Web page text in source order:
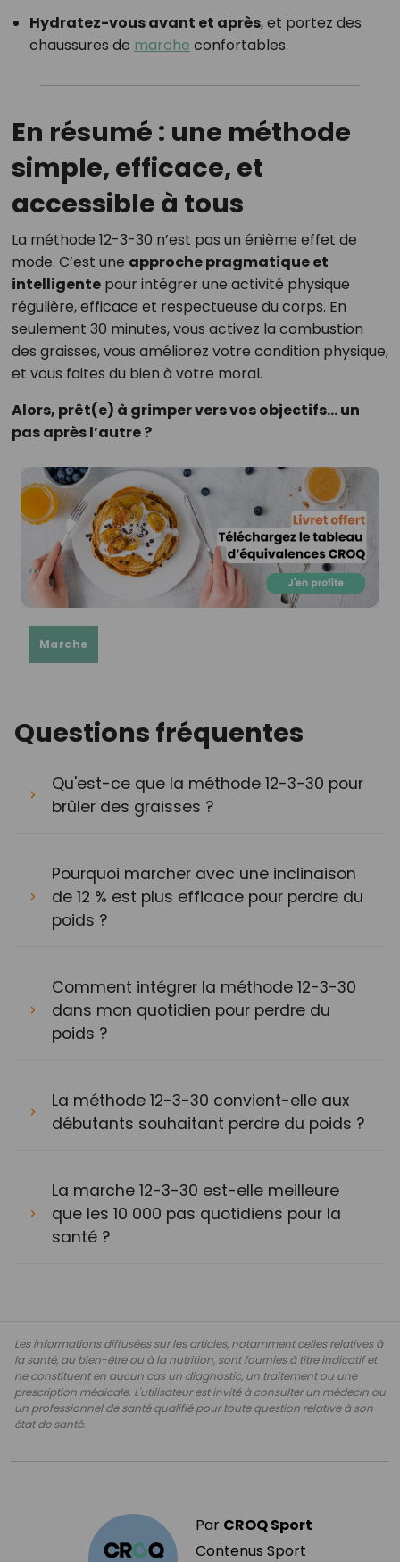
Hydratez-vous avant et après, et portez des
chaussures de marche confortables.
En résumé : une méthode
simple, efficace, et
accessible à tous
La méthode 12-3-30 n’est pas un énième effet de
mode. C’est une approche pragmatique et
intelligentepour intégrer une activité physique
régulière, efficace et respectueuse du corps. En
seulement 30 minutes, vous activez la combustion
des graisses, vous améliorez votre condition physique,
et vous faites du bien à votre moral.
Alors, prêt(e) à grimper vers vos objectifs… un
pas après l’autre ?
Marche
Questions fréquentes
Qu'est-ce que la méthode 12-3-30 pour
brûler des graisses ?
Pourquoi marcher avec une inclinaison
de 12 % est plus efficace pour perdre du
poids ?
Comment intégrer la méthode 12-3-30
dans mon quotidien pour perdre du
poids ?
La méthode 12-3-30 convient-elle aux
débutants souhaitant perdre du poids ?
La marche 12-3-30 est-elle meilleure
que les 10 000 pas quotidiens pour la
santé ?
Les informations diffusées sur les articles, notamment celles relatives à
la santé, au bien-être ou à la nutrition, sont fournies à titre indicatif et
ne constituent en aucun cas un diagnostic, un traitement ou une
prescription médicale. L'utilisateur est invité à consulter un médecin ou
un professionnel de santé qualifié pour toute question relative à son
état de santé.
Par CROQ Sport
Contenus Sport